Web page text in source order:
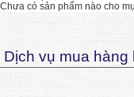
Chưa có sản phẩm nào cho
Dịch vụ mua hàng